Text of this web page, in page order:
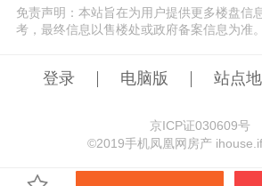
免责声明：本站旨在为用户提供更多楼盘信
考，最终信息以售楼处或政府备案信息为准。
登录 电脑版 站点
京ICP证030609号
©️2019手机凤凰网房产